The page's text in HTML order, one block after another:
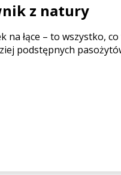
z natury
łące – to wszystko,
podstępnych